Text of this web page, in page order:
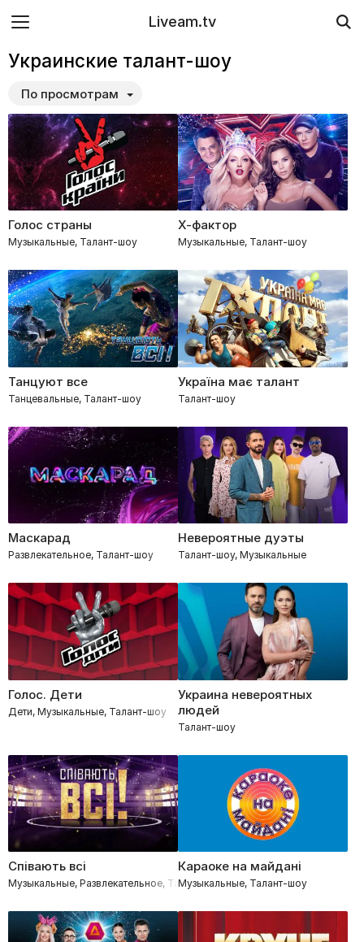
Liveam.tv
Украинские талант-шоу
По просмотрам
Голос страны
Музыкальные, Талант-шоу
Х-фактор
Музыкальные, Талант-шоу
Танцуют все
Танцевальные, Талант-шоу
Україна має талант
Талант-шоу
Маскарад
Развлекательное, Талант-шоу
Невероятные дуэты
Талант-шоу, Музыкальные
Голос. Дети
Дети, Музыкальные, Талант-шоу
Украина невероятных
людей
Талант-шоу
Співають всі
Музыкальные, Развлекательное, Талант-шоу
Караоке на майдані
Музыкальные, Талант-шоу